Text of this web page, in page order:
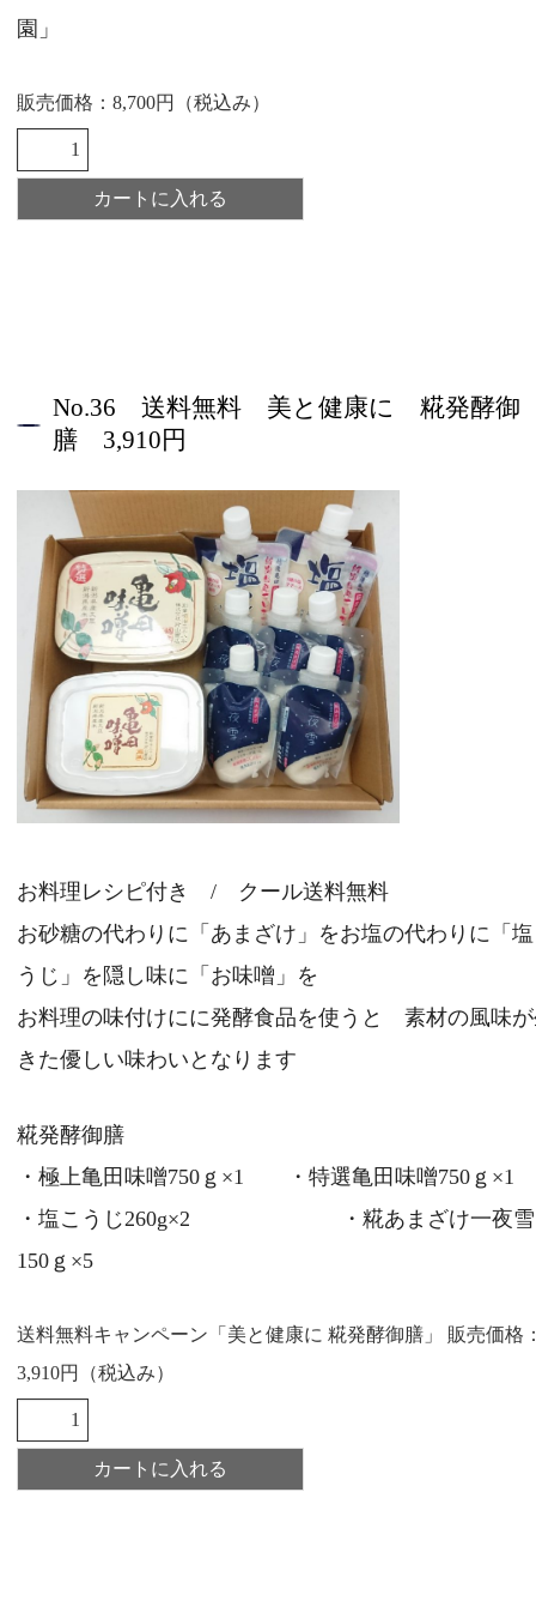
こだわり
取扱店情報
特定商取引法に基づく表記
カートをみる
園」
販売価格：8,700円（税込み）
No.36 送料無料 美と健康に 糀発酵御
膳 3,910円
お料理レシピ付き / クール送料無料
お砂糖の代わりに「あまざけ」をお塩の代わりに「
うじ」を隠し味に「お味噌」を
お料理の味付けにに発酵食品を使うと 素材の風味
きた優しい味わいとなります
糀発酵御膳
・極上亀田味噌750ｇ×1 ・特選亀田味噌750ｇ×1
・塩こうじ260g×2 ・糀あまざけ一夜雪
150ｇ×5
送料無料キャンペーン「美と健康に 糀発酵御膳」 販売価格
3,910円（税込み）